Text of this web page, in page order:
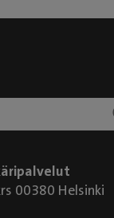
00380 Helsinki